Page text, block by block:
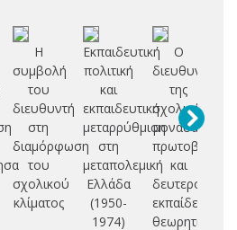
Η
συμβολή
του
διευθυντή
στη
διαμόρφωση
του
σχολικού
κλίματος
Εκπαιδευτική
πολιτική
και
εκπαιδευτική
μεταρρύθμιση
στη
μεταπολεμική
Ελλάδα
(1950-
1974)
Ο
διευθυντής
της
σχολικής
μονάδας
και
εκπαίδευσης:
θεωρητική